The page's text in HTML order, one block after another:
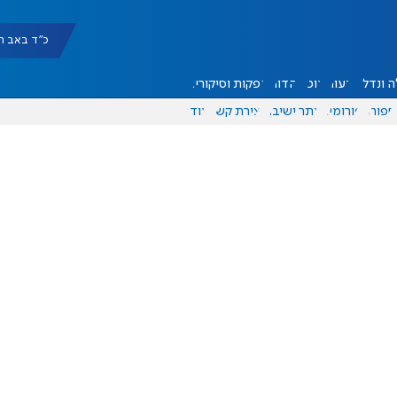
כ"ד באב תשפ"ו
ונדל"ן דעות אוכל יהדות הפקות וסיקורים
ספורט פורומים אתר ישיבה יצירת קשר עוד